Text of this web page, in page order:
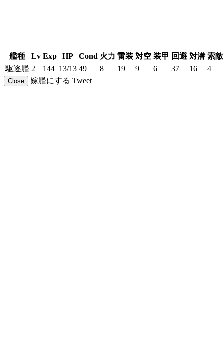
艦種 Lv Exp HP Cond 火力 雷装 対空 装甲 回避 対潜 索敵
駆逐艦 2 144 13/13 49 8 19 9 6 37 16 4
Close 嫁艦にする Tweet